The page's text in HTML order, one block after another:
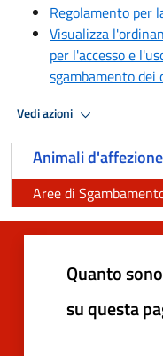
Regolamento per
Visualizza
per l'accesso e
sgambamento dei
Vedi azioni
Animali d'affezione
Aree di
Quanto
su questa